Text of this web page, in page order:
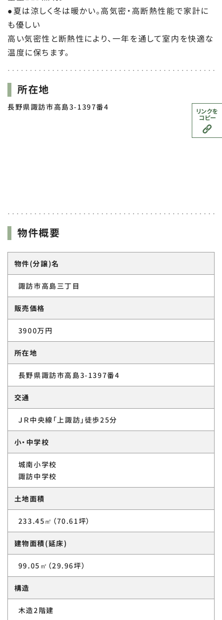
●夏は涼しく冬は暖かい。高気密・高断熱性能で家計に
も優しい
高い気密性と断熱性により、一年を通して室内を快適な
温度に保ちます。
所在地
長野県諏訪市高島3-1397番4
物件概要
物件(分譲)名
諏訪市高島三丁目
販売価格
3900万円
所在地
長野県諏訪市高島3-1397番4
交通
ＪＲ中央線「上諏訪」徒歩25分
小・中学校
城南小学校
諏訪中学校
土地面積
233.45㎡（70.61坪）
建物面積(延床)
99.05㎡（29.96坪）
構造
木造2階建
リンクを
コピー